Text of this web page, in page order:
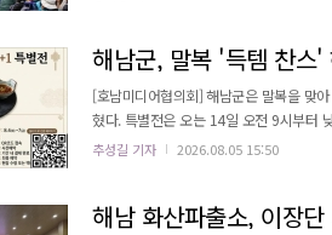
해남군, 말복 '득템 찬스
[호남미디어협의회] 해남군은 말복을 맞
혔다. 특별전은 오는 14일 오전 9시부터 낮 12
최근 가격 하락과 소비 위축으로 어려움
추성길 기자 2026.08.05 15:50
해남 화산파출소, 이장